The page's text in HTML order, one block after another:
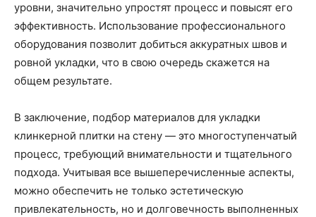
уровни, значительно упростят процесс и повысят его
эффективность. Использование профессионального
оборудования позволит добиться аккуратных швов и
ровной укладки, что в свою очередь скажется на
общем результате.
В заключение, подбор материалов для укладки
клинкерной плитки на стену — это многоступенчатый
процесс, требующий внимательности и тщательного
подхода. Учитывая все вышеперечисленные аспекты,
можно обеспечить не только эстетическую
привлекательность, но и долговечность выполненных